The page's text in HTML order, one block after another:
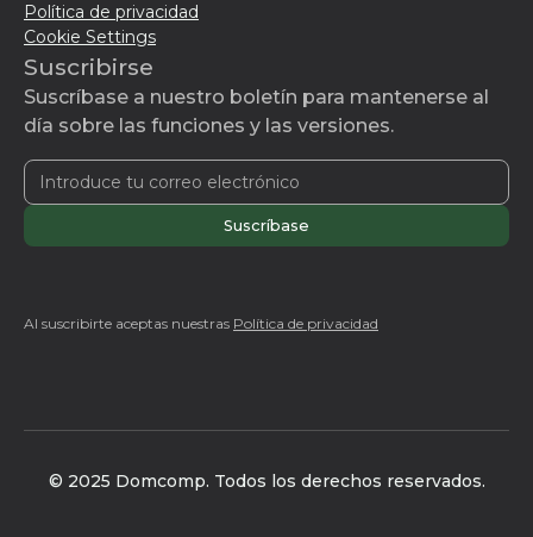
Política de privacidad
Cookie Settings
Suscribirse
Suscríbase a nuestro boletín para mantenerse al
día sobre las funciones y las versiones.
Al suscribirte aceptas nuestras Política de privacidad
© 2025 Domcomp. Todos los derechos reservados.